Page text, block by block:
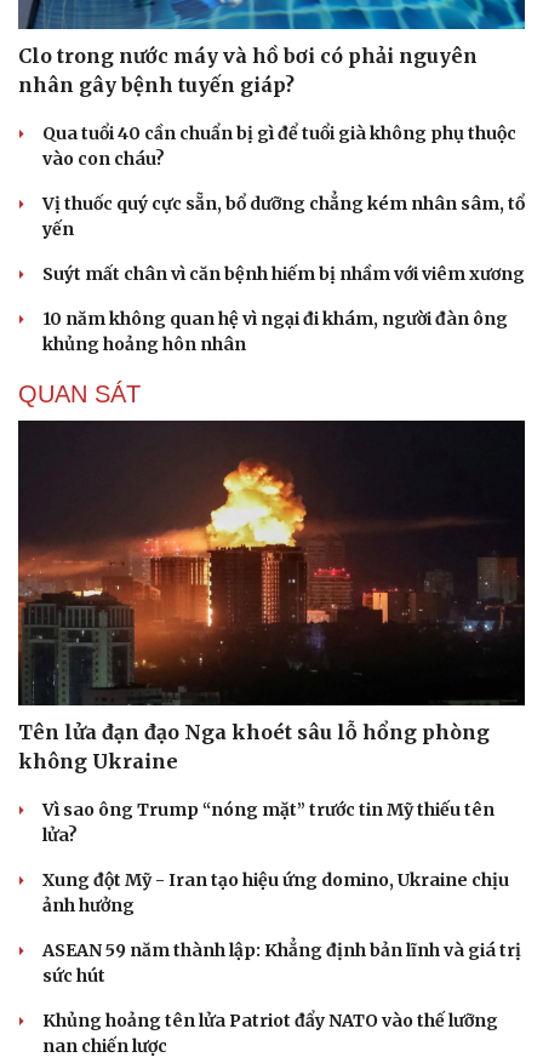
Du lịch
Săn Tour
check-in
Đọc truyện đêm khuya
Cửa sổ tình yêu
Kể chuyện cho bé
Clo trong nước máy và hồ bơi có phải nguyên
nhân gây bệnh tuyến giáp?
Qua tuổi 40 cần chuẩn bị gì để tuổi già không phụ thuộc
vào con cháu?
Vị thuốc quý cực sẵn, bổ dưỡng chẳng kém nhân sâm, tổ
yến
Suýt mất chân vì căn bệnh hiếm bị nhầm với viêm xương
10 năm không quan hệ vì ngại đi khám, người đàn ông
khủng hoảng hôn nhân
QUAN SÁT
Tên lửa đạn đạo Nga khoét sâu lỗ hổng phòng
không Ukraine
Vì sao ông Trump “nóng mặt” trước tin Mỹ thiếu tên
lửa?
Xung đột Mỹ - Iran tạo hiệu ứng domino, Ukraine chịu
ảnh hưởng
ASEAN 59 năm thành lập: Khẳng định bản lĩnh và giá trị
sức hút
Khủng hoảng tên lửa Patriot đẩy NATO vào thế lưỡng
nan chiến lược